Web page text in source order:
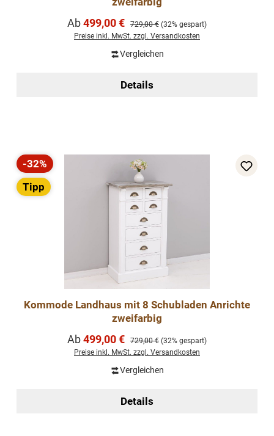
Verkaufspreis:
Ab499,00 € Regulärer Preis:
729,00 € (32% gespart)
Preise inkl. MwSt. zzgl. Versandkosten
Vergleichen
Details
Rabatt
-32%
Tipp
Kommode Landhaus mit 8 Schubladen Anrichte
zweifarbig
Verkaufspreis:
Ab499,00 € Regulärer Preis:
729,00 € (32% gespart)
Preise inkl. MwSt. zzgl. Versandkosten
Vergleichen
Details